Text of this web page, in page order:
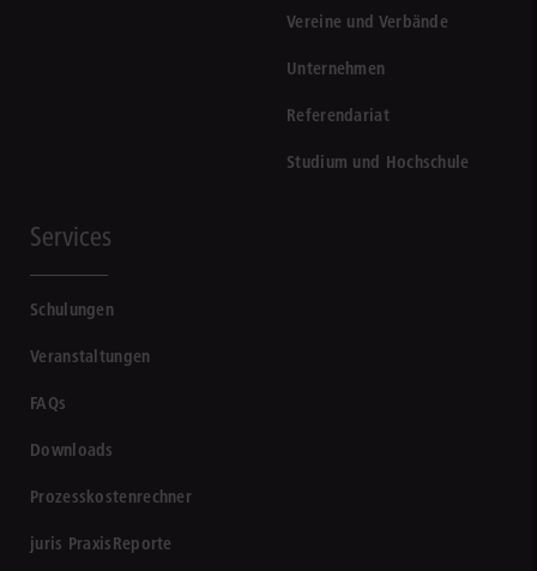
Vereine und Verbände
Unternehmen
Referendariat
Studium und Hochschule
Services
Schulungen
Veranstaltungen
FAQs
Downloads
Prozesskostenrechner
juris PraxisReporte